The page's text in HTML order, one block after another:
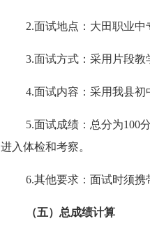
2.面试地点：大田职业中
3.面试方式：采用片段教
4.面试内容：采用我县
5.面试成绩：总分为100
进入体检和考察。
6.其他要求：面试时须携
（五）总成绩计算